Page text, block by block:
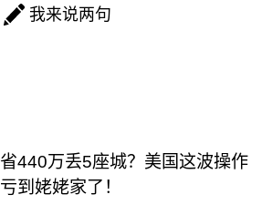
我来说两句
省440万丢5座城？美国这波操作
亏到姥姥家了！